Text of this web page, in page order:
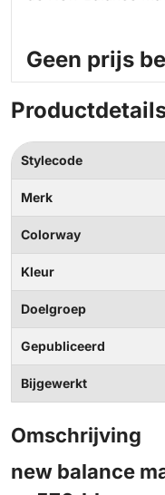
Geen prijs
Stylecode
Merk
Colorway
Kleur
Doelgroep
Gepubliceerd
Bijgewerkt
Omschrijving
new balance